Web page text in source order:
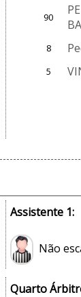
90
8
5
Assistente 1:
Não
Quarto